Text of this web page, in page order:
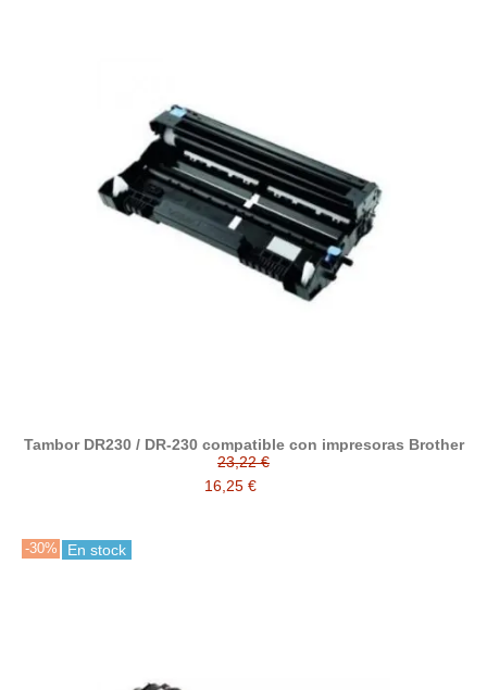
Tambor DR230 / DR-230 compatible con impresoras Brother
23,22 €
16,25 €
-30% En stock